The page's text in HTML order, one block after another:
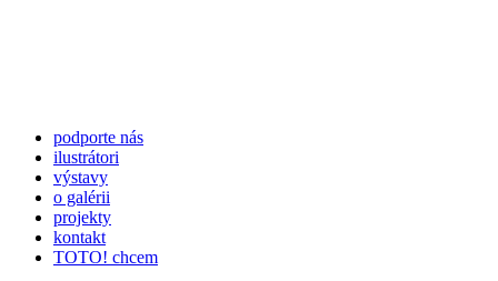
podporte nás
ilustrátori
výstavy
o galérii
projekty
kontakt
TOTO! chcem